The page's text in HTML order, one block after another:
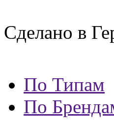
Сделано в
По Типам
По